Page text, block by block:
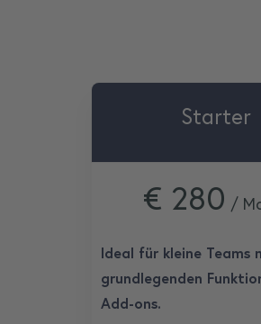
Starter
€ 280 /
Ideal für kleine Teams
grundlegenden
Add-ons.